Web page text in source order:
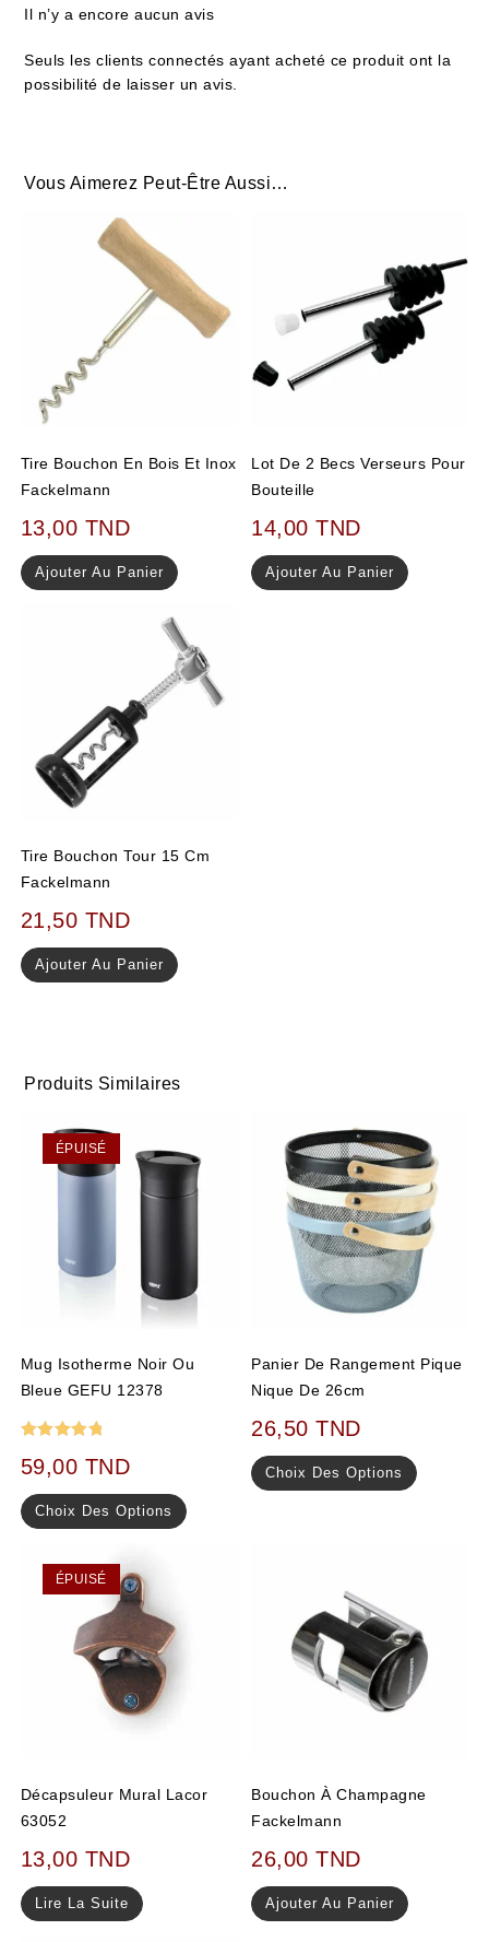
Il n’y a encore aucun avis
Seuls les clients connectés ayant acheté ce produit ont la
possibilité de laisser un avis.
Vous Aimerez Peut-Être Aussi…
Tire Bouchon En Bois Et Inox
Fackelmann
13,00 TND
Ajouter Au Panier
Lot De 2 Becs Verseurs Pour
Bouteille
14,00TND
Ajouter Au Panier
Tire Bouchon Tour 15 Cm
Fackelmann
21,50 TND
Ajouter Au Panier
Produits Similaires
ÉPUISÉ
Mug Isotherme Noir Ou
Bleue GEFU 12378
sur 5
59,00 TND
Choix Des Options
Panier De Rangement Pique
Nique De 26cm
26,50TND
Choix Des Options
ÉPUISÉ
Décapsuleur Mural Lacor
63052
13,00 TND
Lire La Suite
Bouchon À Champagne
Fackelmann
26,00TND
Ajouter Au Panier